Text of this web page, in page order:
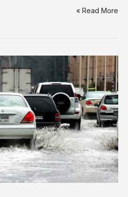
Read More »
اسلام
آباد،راولپنڈی
میں
بارش
،
نالہ
لئی
پر